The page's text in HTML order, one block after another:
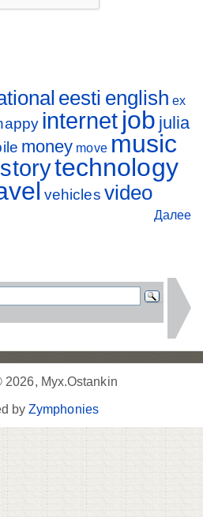
eesti english ex
internet job julia
money move music
storytechnology
vehicles video
Далее
2026, Myx.Ostankin
byZymphonies